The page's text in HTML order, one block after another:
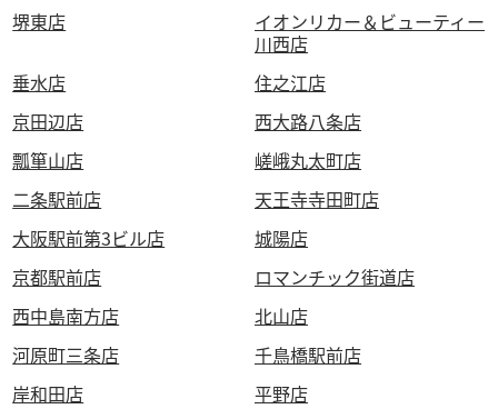
堺東店
イオンリカー＆ビューティー
川西店
垂水店
住之江店
京田辺店
西大路八条店
瓢箪山店
嵯峨丸太町店
二条駅前店
天王寺寺田町店
大阪駅前第3ビル店
城陽店
京都駅前店
ロマンチック街道店
西中島南方店
北山店
河原町三条店
千鳥橋駅前店
岸和田店
平野店